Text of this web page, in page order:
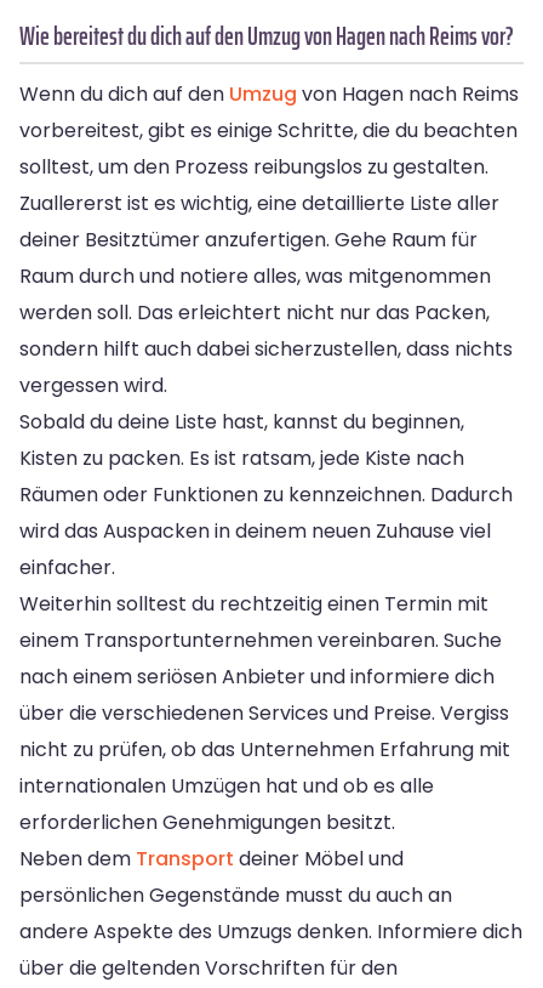
Wie bereitest du dich auf den Umzug von Hagen nach Reims vor?
Wenn du dich auf den Umzug von Hagen nach Reims
vorbereitest, gibt es einige Schritte, die du beachten
solltest, um den Prozess reibungslos zu gestalten.
Zuallererst ist es wichtig, eine detaillierte Liste aller
deiner Besitztümer anzufertigen. Gehe Raum für
Raum durch und notiere alles, was mitgenommen
werden soll. Das erleichtert nicht nur das Packen,
sondern hilft auch dabei sicherzustellen, dass nichts
vergessen wird.
Sobald du deine Liste hast, kannst du beginnen,
Kisten zu packen. Es ist ratsam, jede Kiste nach
Räumen oder Funktionen zu kennzeichnen. Dadurch
wird das Auspacken in deinem neuen Zuhause viel
einfacher.
Weiterhin solltest du rechtzeitig einen Termin mit
einem Transportunternehmen vereinbaren. Suche
nach einem seriösen Anbieter und informiere dich
über die verschiedenen Services und Preise. Vergiss
nicht zu prüfen, ob das Unternehmen Erfahrung mit
internationalen Umzügen hat und ob es alle
erforderlichen Genehmigungen besitzt.
Neben dem Transport deiner Möbel und
persönlichen Gegenstände musst du auch an
andere Aspekte des Umzugs denken. Informiere dich
über die geltenden Vorschriften für den